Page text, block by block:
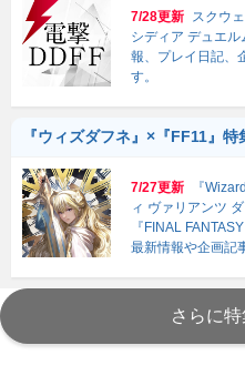
7/28更新
スクウ
シディア デュエ
報、プレイ日記、
す。
『ウィズダフネ』×『FF11』特
7/27更新
『
ィ ヴァリアンツ
『FINAL
最新情報や企画記
さらに